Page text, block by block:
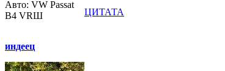
Авто: VW Passat
B4 VRШ
ЦИТАТА
индеец